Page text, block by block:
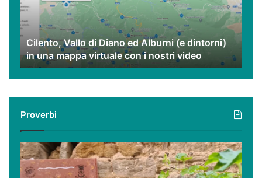
Alburni
(e
dintorni)
una
mappa
virtuale
nostri
video
Cilento, Vallo di Diano ed Alburni (e dintorni)
in una mappa virtuale con i nostri video
Proverbi
Podcast
–
I